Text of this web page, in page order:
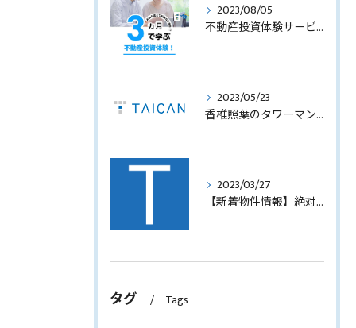
2023/08/05
不動産投資体験サービスのサービス内容を見直します！
2023/05/23
香椎照葉のタワーマンション！高利回りオーナーチェンジ販売します！
2023/03/27
【新着物件情報】絶対に手に入れたい福岡市西中洲の収益テナントビル
タグ Tags